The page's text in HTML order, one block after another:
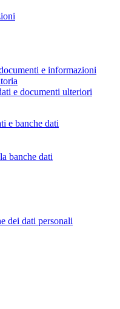
e informazioni
e documenti ulteriori
e banche dati
banche dati
dei dati personali